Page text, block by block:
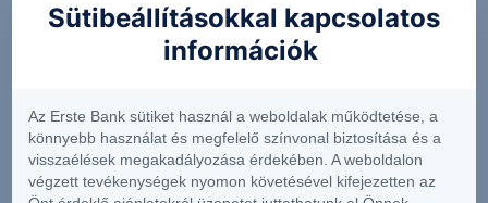
Megnevezés ISIN Mögöttes termék Kupon
Express
OneStar
Smart
Infrastructure
EUR 26-29
AT0000A3VVT6
Siemens AG
Sütibeállításokkal kapcsolatos
információk
Az Erste Bank sütiket használ a weboldalak működtetése, a
könnyebb használat és megfelelő színvonal biztosítása és a
visszaélések megakadályozása érdekében. A weboldalon
végzett tevékenységek nyomon követésével kifejezetten az